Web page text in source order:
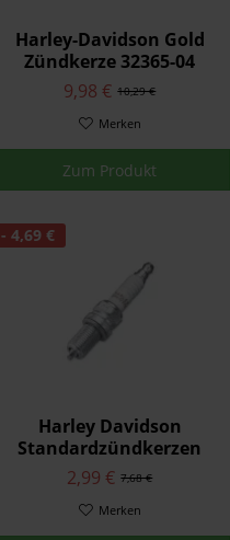
Harley-Davidson Gold
Zündkerze 32365-04
10,29 €
9,98 €
Merken
Zum Produkt
- 4,69 €
Harley Davidson
Standardzündkerzen
32336-04
7,68 €
2,99 €
Merken